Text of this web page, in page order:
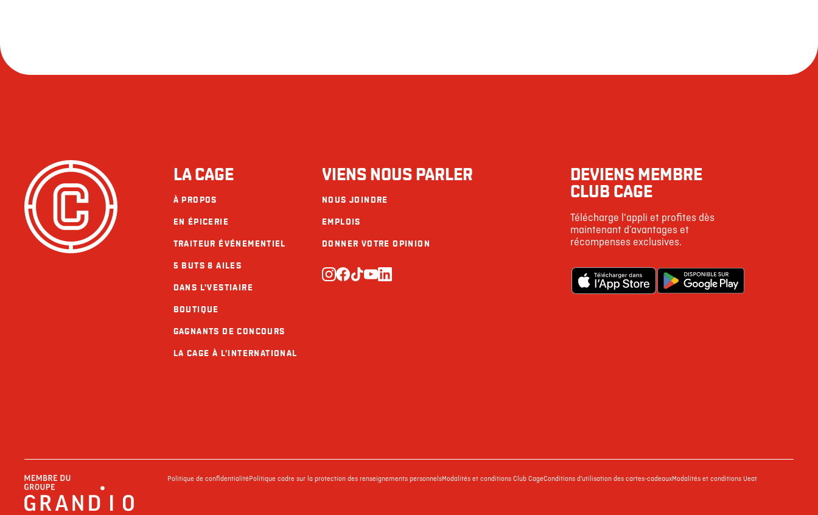
LA CAGE
À PROPOS
EN ÉPICERIE
TRAITEUR ÉVÉNEMENTIEL
5 BUTS 8 AILES
DANS L'VESTIAIRE
BOUTIQUE
GAGNANTS DE CONCOURS
LA CAGE À L'INTERNATIONAL
VIENS NOUS PARLER
NOUS JOINDRE
EMPLOIS
DONNER VOTRE OPINION
DEVIENS MEMBRE
CLUB CAGE
Télécharge l'appli et profites dès
maintenant d’avantages et
récompenses exclusives.
Politique de confidentialitéPolitique cadre sur la protection des renseignements personnelsModalités et conditions Club CageConditions d'utilisation des cartes-cadeauxModalités et conditions Ueat